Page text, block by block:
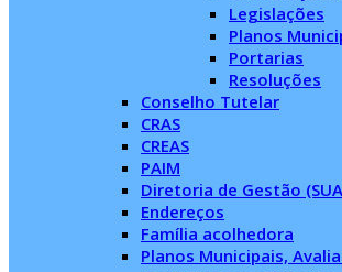
Legislações
Planos
Portarias
Resoluções
Conselho Tutelar
CRAS
CREAS
PAIM
Diretoria de Gestão
Endereços
Família acolhedora
Planos Municipais,